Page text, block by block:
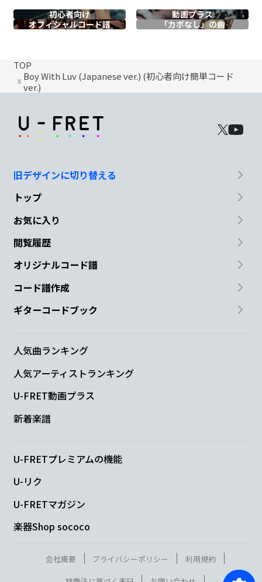
初心者向け
動画プラス
オフィシャルコード譜 「カポなし」の曲
TOP
Boy With Luv (Japanese ver.) (初心者向け簡単コード
ver.)
旧デザインに切り替える
トップ
お気に入り
閲覧履歴
オリジナルコード譜
コード譜作成
ギターコードブック
人気曲ランキング
人気アーティストランキング
U-FRET動画プラス
新着楽譜
U-FRETプレミアムの機能
U-リク
U-FRETマガジン
楽器Shop sococo
会社概要 プライバシーポリシー
利用規約